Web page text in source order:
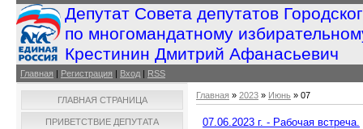
Депутат Совета депутатов
по многомандатному
Крестинин Дмитрий Афанасьевич
Главная | Регистрация | Вход | RSS
ГЛАВНАЯ СТРАНИЦА
ПРИВЕТСТВИЕ ДЕПУТАТА
Главная » 2023 » Июнь » 07
07.06.2023 г. - Рабочая встреча.